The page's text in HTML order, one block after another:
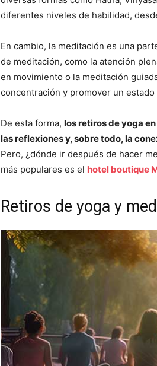
diferentes niveles de habilidad,
En cambio, la meditación es una
de meditación, como la atención
en movimiento o la meditación
concentración y promover un
De esta forma, los retiros de yoga
las reflexiones y, sobre todo, la
Pero, ¿dónde ir después de hacer
más populares es el hotel boutique
Retiros de yoga y